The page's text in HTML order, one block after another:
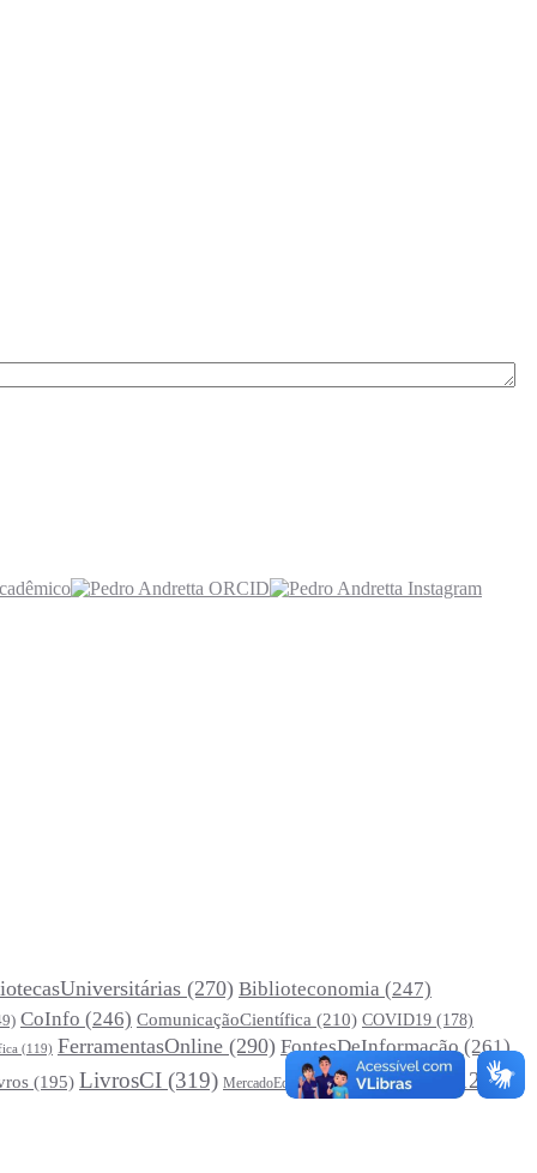
(270) Biblioteconomia (247)
CoInfo (246) ComunicaçãoCientífica (210) COVID19 (178)
(119) FerramentasOnline (290) FontesDeInformação (261)
(195) LivrosCI (319) MercadoEditorial (147) Museus(312)